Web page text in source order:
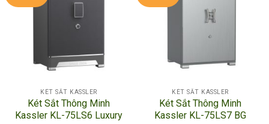
KÉT SẮT KASSLER
Két Sắt Thông Minh
Kassler KL-75LS6 Luxury
KÉT SẮT KASSLER
Két Sắt Thông Minh
Kassler KL-75LS7 BG